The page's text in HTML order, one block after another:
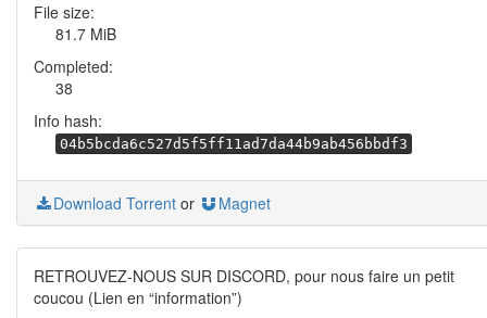
File size:
81.7 MiB
Completed:
38
Info hash:
04b5bcda6c527d5f5ff11ad7da44b9ab456bbdf3
Download Torrent or Magnet
RETROUVEZ-NOUS SUR DISCORD, pour nous faire un petit
coucou (Lien en “information”)